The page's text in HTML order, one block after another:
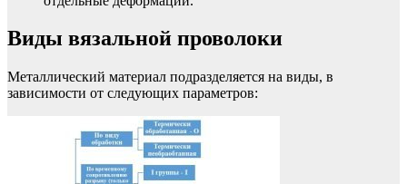
Виды вязальной проволоки
Металлический материал подразделяется на виды, в
зависимости от следующих параметров: